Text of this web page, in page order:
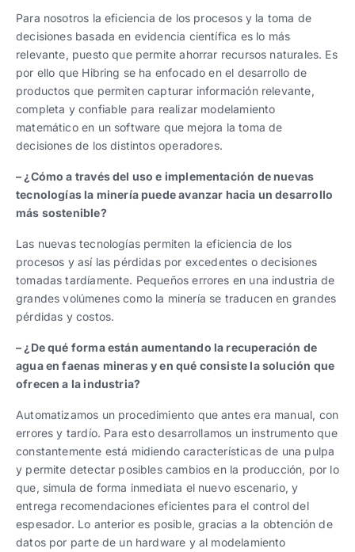
Para nosotros la eficiencia de los procesos y la toma de
decisiones basada en evidencia científica es lo más
relevante, puesto que permite ahorrar recursos naturales. Es
por ello que Hibring se ha enfocado en el desarrollo de
productos que permiten capturar información relevante,
completa y confiable para realizar modelamiento
matemático en un software que mejora la toma de
decisiones de los distintos operadores.
– ¿Cómo a través del uso e implementación de nuevas
tecnologías la minería puede avanzar hacia un desarrollo
más sostenible?
Las nuevas tecnologías permiten la eficiencia de los
procesos y así las pérdidas por excedentes o decisiones
tomadas tardíamente. Pequeños errores en una industria de
grandes volúmenes como la minería se traducen en grandes
pérdidas y costos.
– ¿De qué forma están aumentando la recuperación de
agua en faenas mineras y en qué consiste la solución que
ofrecen a la industria?
Automatizamos un procedimiento que antes era manual, con
errores y tardío. Para esto desarrollamos un instrumento que
constantemente está midiendo características de una pulpa
y permite detectar posibles cambios en la producción, por lo
que, simula de forma inmediata el nuevo escenario, y
entrega recomendaciones eficientes para el control del
espesador. Lo anterior es posible, gracias a la obtención de
datos por parte de un hardware y al modelamiento